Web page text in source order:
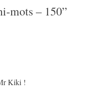
mots – 150”
Kiki !